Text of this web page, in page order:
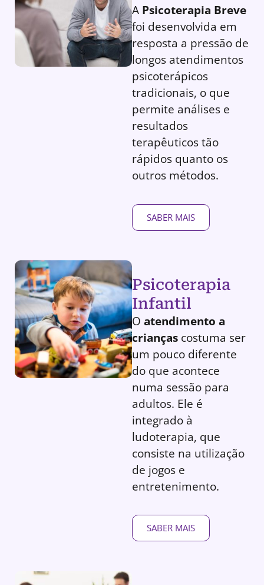
A Psicoterapia Breve
foi desenvolvida em
resposta a pressão de
longos atendimentos
psicoterápicos
tradicionais, o que
permite análises e
resultados
terapêuticos tão
rápidos quanto os
outros métodos.
SABER MAIS
Psicoterapia
Infantil
O atendimento a
crianças costuma ser
um pouco diferente
do que acontece
numa sessão para
adultos. Ele é
integrado à
ludoterapia, que
consiste na utilização
de jogos e
entretenimento.
SABER MAIS